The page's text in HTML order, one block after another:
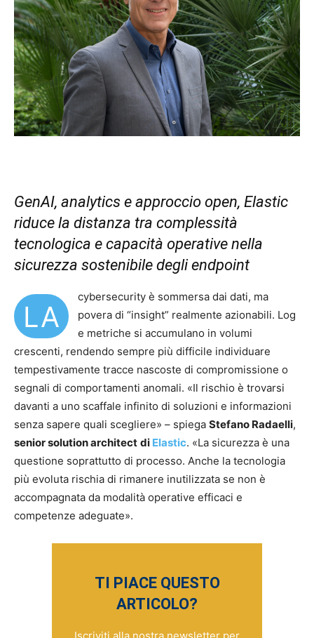
GenAI, analytics e approccio open, Elastic
riduce la distanza tra complessità
tecnologica e capacità operative nella
sicurezza sostenibile degli endpoint
LA
cybersecurity è sommersa dai dati, ma
povera di “insight” realmente azionabili. Log
e metriche si accumulano in volumi
crescenti, rendendo sempre più difficile individuare
tempestivamente tracce nascoste di compromissione o
segnali di comportamenti anomali. «Il rischio è trovarsi
davanti a uno scaffale infinito di soluzioni e informazioni
senza sapere quali scegliere» – spiega Stefano Radaelli,
senior solution architect di Elastic. «La sicurezza è una
questione soprattutto di processo. Anche la tecnologia
più evoluta rischia di rimanere inutilizzata se non è
accompagnata da modalità operative efficaci e
competenze adeguate».
TI PIACE QUESTO
ARTICOLO?